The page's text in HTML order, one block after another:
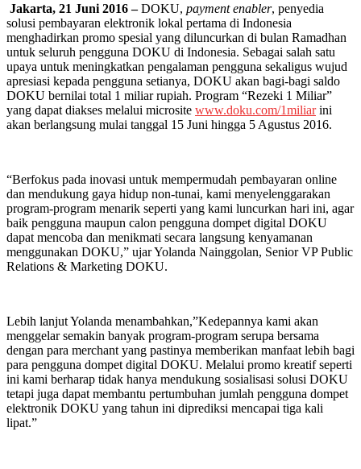
Jakarta, 21 Juni 2016 –DOKU, payment enabler, penyedia
solusi pembayaran elektronik lokal pertama di Indonesia
menghadirkan promo spesial yang diluncurkan di bulan Ramadhan
untuk seluruh pengguna DOKU di Indonesia. Sebagai salah satu
upaya untuk meningkatkan pengalaman pengguna sekaligus wujud
apresiasi kepada pengguna setianya, DOKU akan bagi-bagi saldo
DOKU bernilai total 1 miliar rupiah. Program “Rezeki 1 Miliar”
yang dapat diakses melalui microsite www.doku.com/1miliarini
akan berlangsung mulai tanggal 15 Juni hingga 5 Agustus 2016.
“Berfokus pada inovasi untuk mempermudah pembayaran online
dan mendukung gaya hidup non-tunai, kami menyelenggarakan
program-program menarik seperti yang kami luncurkan hari ini, agar
baik pengguna maupun calon pengguna dompet digital DOKU
dapat mencoba dan menikmati secara langsung kenyamanan
menggunakan DOKU,” ujar Yolanda Nainggolan, Senior VP Public
Relations & Marketing DOKU.
Lebih lanjut Yolanda menambahkan,”Kedepannya kami akan
menggelar semakin banyak program-program serupa bersama
dengan para merchant yang pastinya memberikan manfaat lebih bagi
para pengguna dompet digital DOKU. Melalui promo kreatif seperti
ini kami berharap tidak hanya mendukung sosialisasi solusi DOKU
tetapi juga dapat membantu pertumbuhan jumlah pengguna dompet
elektronik DOKU yang tahun ini diprediksi mencapai tiga kali
lipat.”